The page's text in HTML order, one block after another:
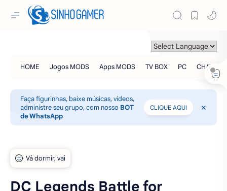
Faça figurinhas, baixe músicas, vídeos,
administre seu grupo, com nosso BOT
de WhatsApp
CLIQUE AQUI
DC Legends Battle for